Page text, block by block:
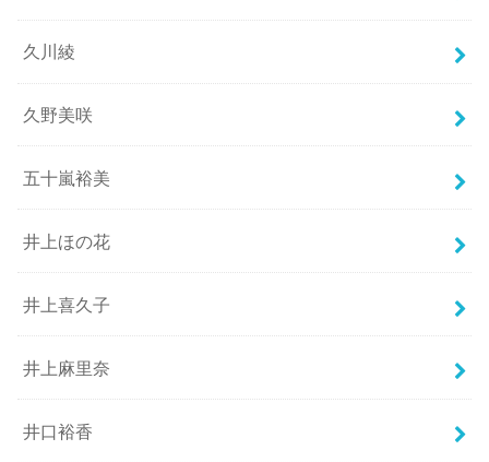
久川綾
久野美咲
五十嵐裕美
井上ほの花
井上喜久子
井上麻里奈
井口裕香